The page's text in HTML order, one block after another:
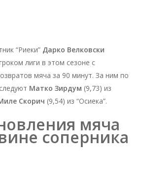
“Риеки” Дарко Велковски
лиги в этом сезоне с
мяча за 90 минут. За ним по
Матко Зирдум (9,73) из
Скорич (9,54) из “Осиека”.
мяча
соперника